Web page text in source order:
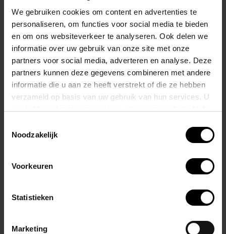
We gebruiken cookies om content en advertenties te
personaliseren, om functies voor social media te bieden
en om ons websiteverkeer te analyseren. Ook delen we
informatie over uw gebruik van onze site met onze
partners voor social media, adverteren en analyse. Deze
partners kunnen deze gegevens combineren met andere
informatie die u aan ze heeft verstrekt of die ze hebben
verzameld op basis van uw gebruik van hun services. U
Noodzakelijk
Voorkeuren
Statistieken
Marketing
of krimpen. Uw Alexander COBB® zwemkleding is
onderhoudsvriendelijk en bestand tegen zon en zand.
Het Alexander COBB®-assortiment zwemkleding voor heren omvat
slips, trunks en shorts en is verkrijgbaar in 4 maten (S, M, L,
XL). Alexander COBB® is een 100% product van de Europese Unie
(EU) en staat daarom garant voor hoge productienormen (EUR-1
De verstrekte foto is informatief en kleine afwijkingen in ontwerp of